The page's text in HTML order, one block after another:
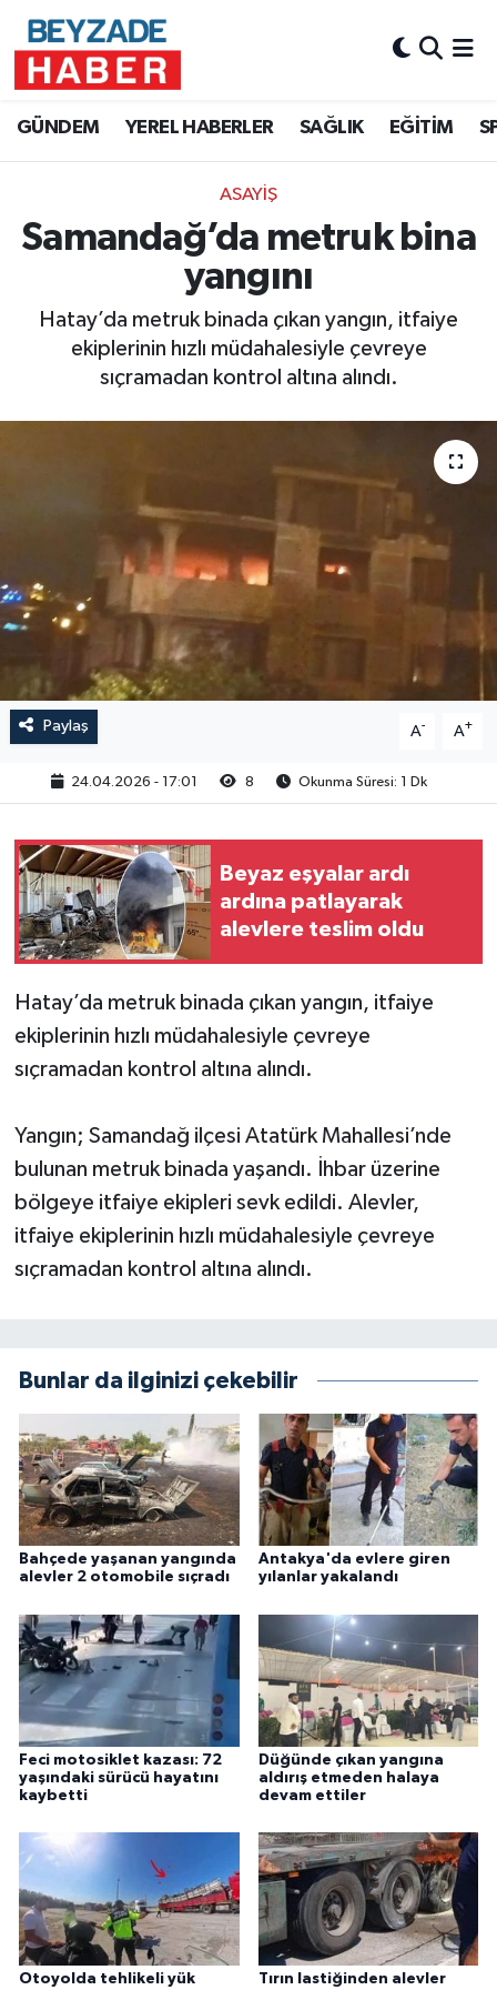
GÜNDEM YEREL HABERLER SAĞLIK EĞİTİM
ASAYİŞ
Samandağ’da metruk bina
yangını
Hatay’da metruk binada çıkan yangın, itfaiye
ekiplerinin hızlı müdahalesiyle çevreye
sıçramadan kontrol altına alındı.
Paylaş A- A+
24.04.2026 - 17:01 8 Okunma Süresi: 1 Dk
Beyaz eşyalar ardı
ardına patlayarak
alevlere teslim oldu
Hatay’da metruk binada çıkan yangın, itfaiye
ekiplerinin hızlı müdahalesiyle çevreye
sıçramadan kontrol altına alındı.
Yangın; Samandağ ilçesi Atatürk Mahallesi’nde
bulunan metruk binada yaşandı. İhbar üzerine
bölgeye itfaiye ekipleri sevk edildi. Alevler,
itfaiye ekiplerinin hızlı müdahalesiyle çevreye
sıçramadan kontrol altına alındı.
Bunlar da ilginizi çekebilir
Bahçede yaşanan yangında
alevler 2 otomobile sıçradı
Antakya'da evlere giren
yılanlar yakalandı
Feci motosiklet kazası: 72
yaşındaki sürücü hayatını
kaybetti
Düğünde çıkan yangına
aldırış etmeden halaya
devam ettiler
Otoyolda tehlikeli yük
Tırın lastiğinden alevler
Hava Durumu
Süper Lig Puan Durumu ve Fikstür
Tüm Manşetler
Son Dakika Haberleri